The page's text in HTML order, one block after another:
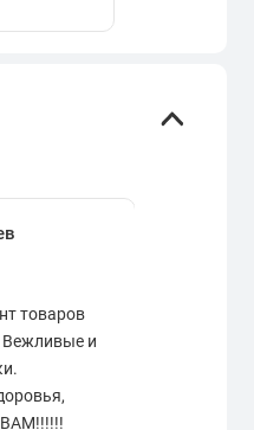
товаров
Вежливые и
ВАМ!!!!!!